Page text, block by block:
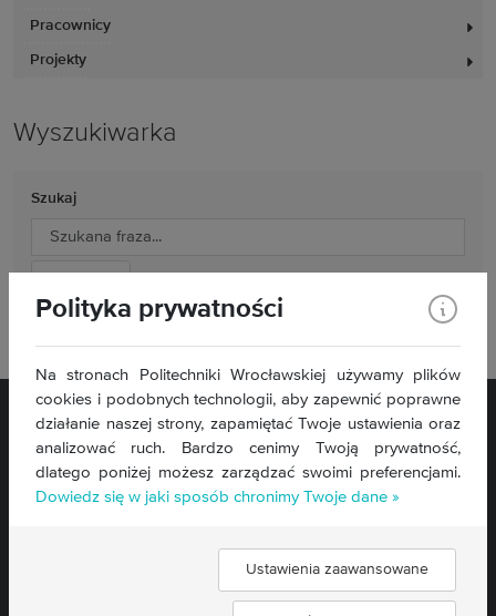
Pracownicy
Projekty
Wyszukiwarka
Szukaj
Wyszukiwanie zaawansowane
Polityka prywatności
Na stronach Politechniki Wrocławskiej używamy plików
cookies i podobnych technologii, aby zapewnić poprawne
działanie naszej strony, zapamiętać Twoje ustawienia oraz
analizować ruch. Bardzo cenimy Twoją prywatność,
dlatego poniżej możesz zarządzać swoimi preferencjami.
Dowiedz się w jaki sposób chronimy Twoje dane »
Ustawienia zaawansowane